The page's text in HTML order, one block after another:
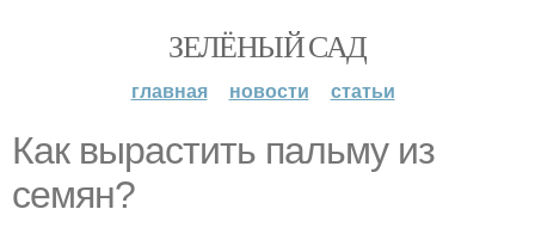
ЗЕЛЁНЫЙ САД
главная новости статьи
Как вырастить пальму из
семян?